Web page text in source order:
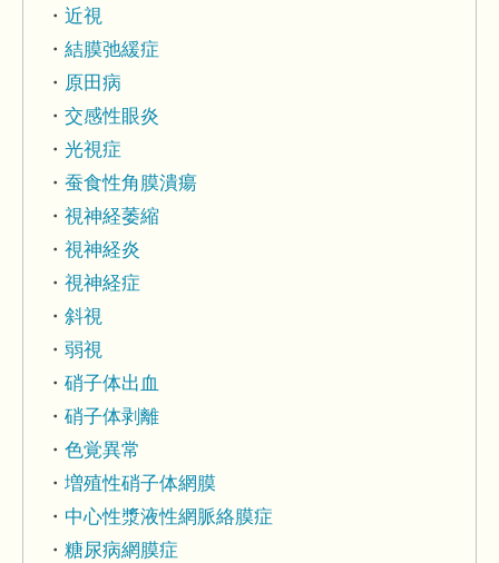
近視
結膜弛緩症
原田病
交感性眼炎
光視症
蚕食性角膜潰瘍
視神経萎縮
視神経炎
視神経症
斜視
弱視
硝子体出血
硝子体剥離
色覚異常
増殖性硝子体網膜
中心性漿液性網脈絡膜症
糖尿病網膜症